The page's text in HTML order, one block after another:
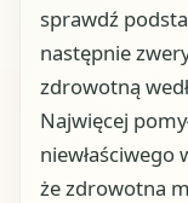
sprawdź
następnie
zdrowotną
Najwięcej
że zdrowotna